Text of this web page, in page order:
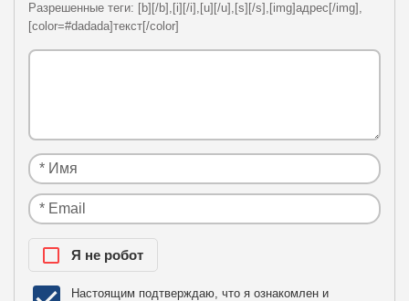
Разрешенные теги: [b][/b],[i][/i],[u][/u],[s][/s],[img]адрес[/img],
[color=#dadada]текст[/color]
Я нe рoбoт
Настоящим подтверждаю, что я ознакомлен и